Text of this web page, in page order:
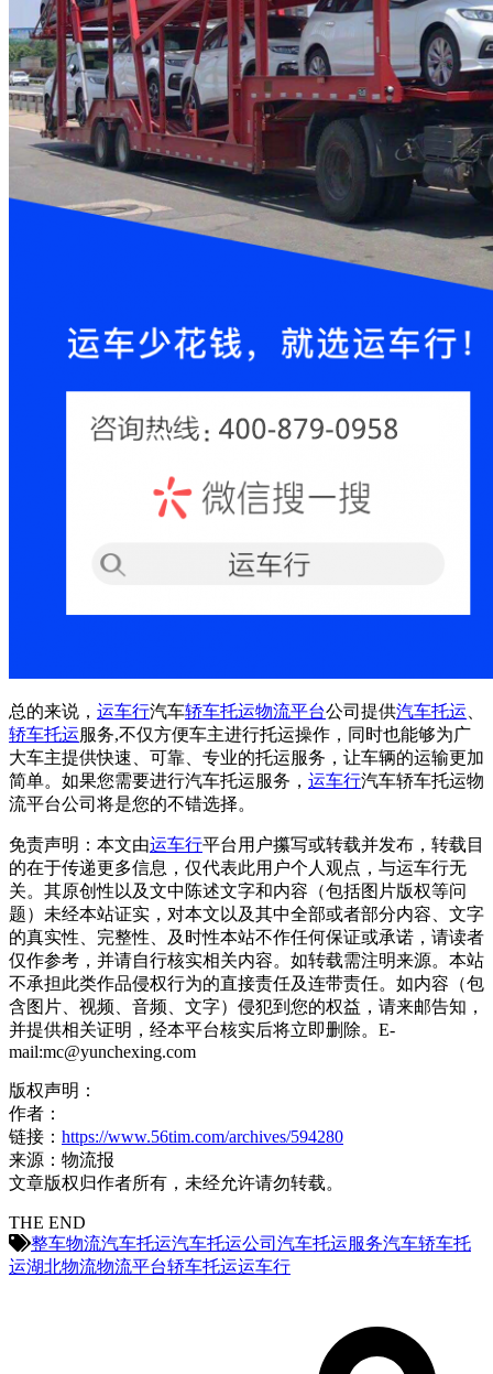
总的来说， 运车行汽车轿车托运物流平台公司提供汽车托运
轿车托运服务,不仅方便车主进行托运操作，同时也能够为广
大车主提供快速、可靠、专业的托运服务，让车辆的运输更加
简单。如果您需要进行汽车托运服务， 运车行汽车轿车托运物
流平台公司将是您的不错选择。
免责声明：本文由运车行平台用户攥写或转载并发布，转载目
的在于传递更多信息，仅代表此用户个人观点，与运车行无
关。其原创性以及文中陈述文字和内容（包括图片版权等问
题）未经本站证实，对本文以及其中全部或者部分内容、文字
的真实性、完整性、及时性本站不作任何保证或承诺，请读者
仅作参考，并请自行核实相关内容。如转载需注明来源。本站
不承担此类作品侵权行为的直接责任及连带责任。如内容（包
含图片、视频、音频、文字）侵犯到您的权益，请来邮告知，
并提供相关证明，经本平台核实后将立即删除。E-
mail:mc@yunchexing.com
版权声明：
作者：
链接： https://www.56tim.com/archives/594280
来源：物流报
文章版权归作者所有，未经允许请勿转载。
THE END
整车物流汽车托运汽车托运公司 汽车托运服务汽车轿车托
运湖北物流物流平台轿车托运运车行